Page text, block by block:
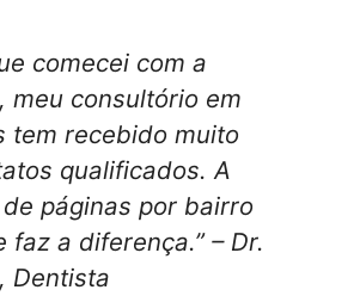
comecei com a
meu consultório em
tem recebido muito
qualificados. A
páginas por bairro
faz a diferença.” – Dr.
Dentista